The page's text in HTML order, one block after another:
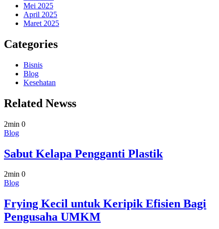
Mei 2025
April 2025
Maret 2025
Categories
Bisnis
Blog
Kesehatan
Related Newss
2min 0
Blog
Sabut Kelapa Pengganti Plastik
2min 0
Blog
Frying Kecil untuk Keripik Efisien Bagi
Pengusaha UMKM